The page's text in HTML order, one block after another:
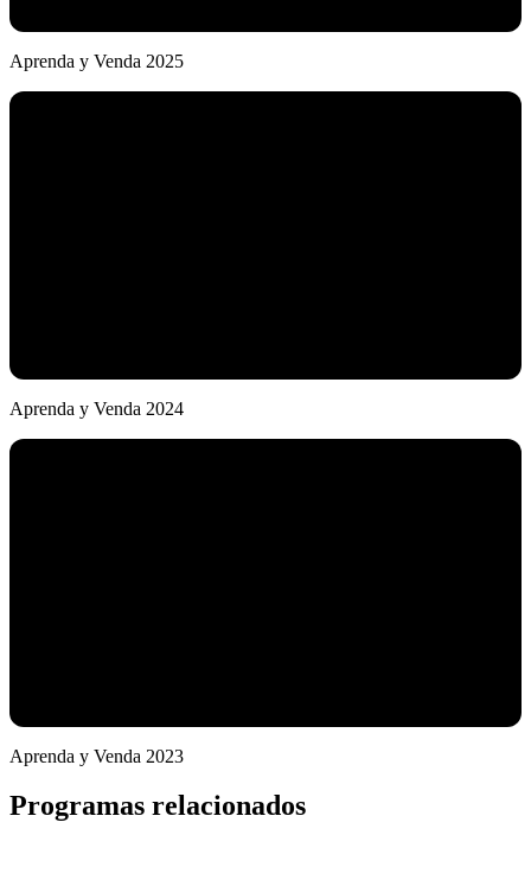
Aprenda y Venda 2025
Aprenda y Venda 2024
Aprenda y Venda 2023
Programas relacionados